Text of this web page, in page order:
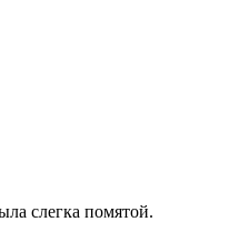
слегка помятой.